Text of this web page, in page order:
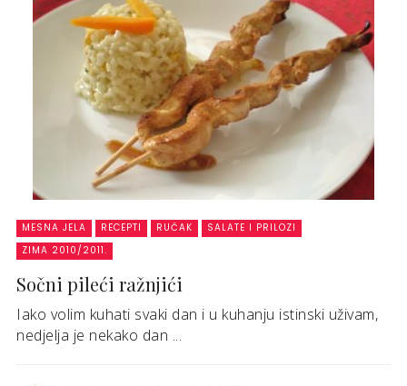
MESNA JELA RECEPTI RUČAK
SALATE I PRILOZI
ZIMA 2010/2011.
Sočni pileći ražnjići
Iako volim kuhati svaki dan i u kuhanju istinski uživam,
nedjelja je nekako dan ...